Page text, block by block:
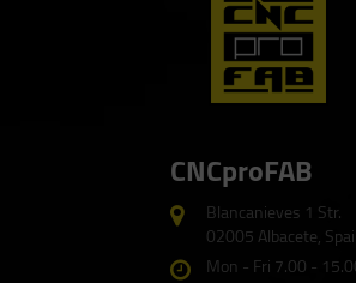
CNCproFAB
Blancanieves 1 Str.
02005 Albacete,
Mon - Fri 7.00 -